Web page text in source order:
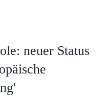
neuer Status